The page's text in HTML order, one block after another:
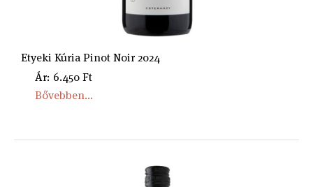
Etyeki Kúria Pinot Noir 2024
Ár: 6.450 Ft
Bővebben...